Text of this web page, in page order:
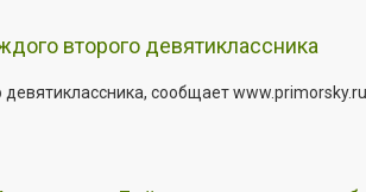
второго девятиклассника
сообщает